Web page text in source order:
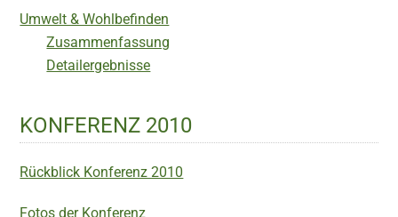
Umwelt & Wohlbefinden
Zusammenfassung
Detailergebnisse
KONFERENZ 2010
Rückblick Konferenz 2010
Fotos der Konferenz